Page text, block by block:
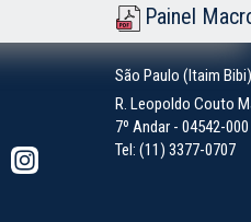
Painel
São Paulo (Itaim Bibi)
R. Leopoldo Couto
7º Andar - 04542-
Tel: (11) 3377-0707